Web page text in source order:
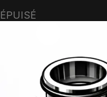
ÉPUISÉ